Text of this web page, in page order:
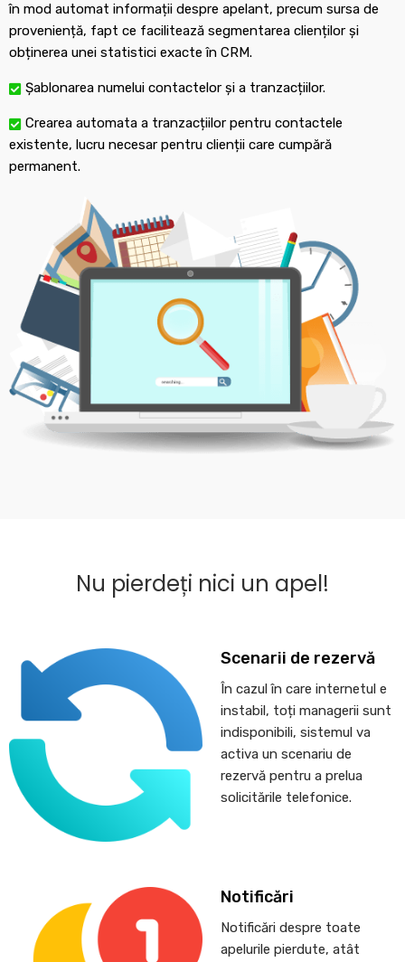
în mod automat informații despre apelant, precum sursa de
proveniență, fapt ce facilitează segmentarea clienților și
obținerea unei statistici exacte în CRM.
Șablonarea numelui contactelor și a tranzacțiilor.
Crearea automata a tranzacțiilor pentru contactele
existente, lucru necesar pentru clienții care cumpără
permanent.
Nu pierdeți nici un apel!
Scenarii de rezervă
În cazul în care internetul e
instabil, toți managerii sunt
indisponibili, sistemul va
activa un scenariu de
rezervă pentru a prelua
solicitările telefonice.
Notificări
Notificări despre toate
apelurile pierdute, atât